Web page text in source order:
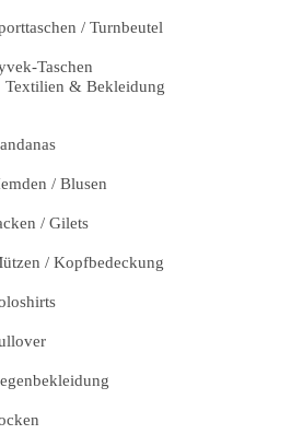
/ Turnbeutel
Taschen
Textilien & Bekleidung
/ Blusen
/ Gilets
/ Kopfbedeckung